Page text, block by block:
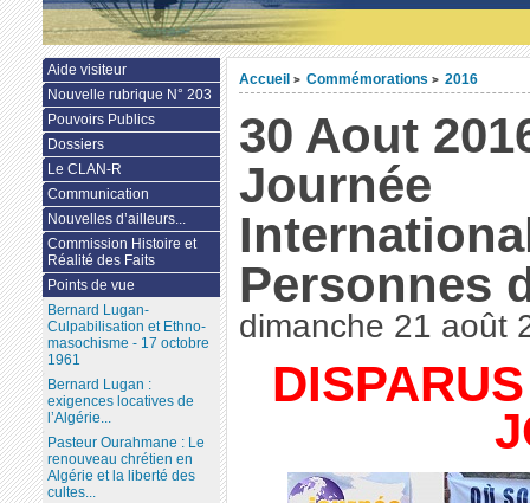
Accueil > Commémorations > 2016
30 Aout
Journée
Personnes
dimanche 21 août
Aide visiteur
Nouvelle rubrique N° 203
Pouvoirs Publics
Dossiers
Le CLAN-R
Communication
Nouvelles d’ailleurs...
Commission Histoire et
Réalité des Faits
Points de vue
Bernard Lugan-
Culpabilisation et Ethno-
masochisme - 17 octobre
1961
Bernard Lugan :
exigences locatives de
l’Algérie...
Pasteur Ourahmane : Le
renouveau chrétien en
Algérie et la liberté des
cultes...